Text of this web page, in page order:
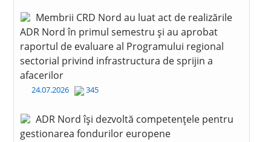
Membrii CRD Nord au luat act de realizările
ADR Nord în primul semestru și au aprobat
raportul de evaluare al Programului regional
sectorial privind infrastructura de sprijin a
afacerilor
24.07.2026 345
ADR Nord își dezvoltă competențele pentru
gestionarea fondurilor europene